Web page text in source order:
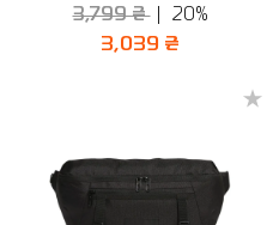
3,799 ₴ 20%
3,039 ₴